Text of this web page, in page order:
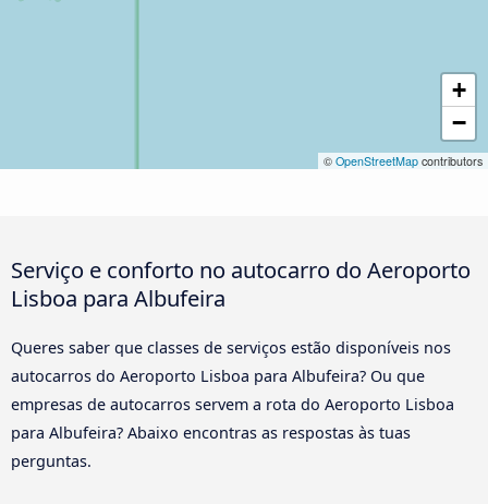
+
−
© OpenStreetMap contributors
Serviço e conforto no autocarro do Aeroporto
Lisboa para Albufeira
Queres saber que classes de serviços estão disponíveis nos
autocarros do Aeroporto Lisboa para Albufeira? Ou que
empresas de autocarros servem a rota do Aeroporto Lisboa
para Albufeira? Abaixo encontras as respostas às tuas
perguntas.